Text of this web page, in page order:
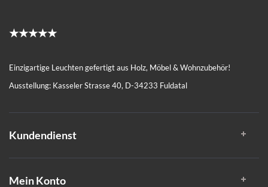
★★★★★
Einzigartige Leuchten gefertigt aus Holz, Möbel & Wohnzubehör!
Ausstellung: Kasseler Strasse 40, D-34233 Fuldatal
Kundendienst
Mein Konto